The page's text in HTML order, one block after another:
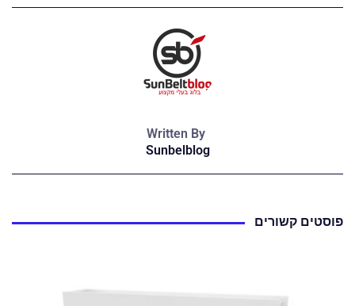
Written By
Sunbelblog
פוסטים קשורים